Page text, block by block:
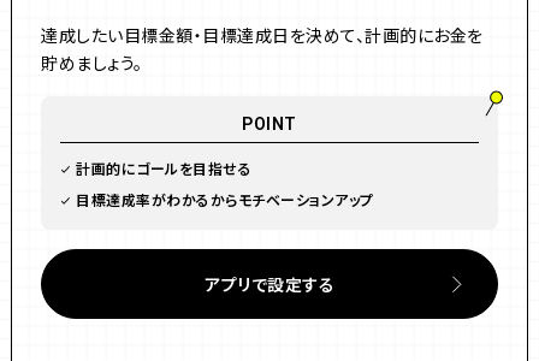
達成したい目標金額・目標達成日を決めて、計画的にお金を
貯めましょう。
POINT
計画的にゴールを目指せる
目標達成率がわかるからモチベーションアップ
アプリで設定する